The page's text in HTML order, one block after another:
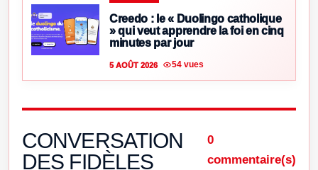
Creedo : le « Duolingo catholique
» qui veut apprendre la foi en cinq
minutes par jour
5 AOÛT 2026 54 vues
CONVERSATION
DES FIDÈLES
0
commentaire(s)